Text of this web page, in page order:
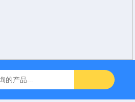
飞利浦半自动体外除颤仪 FRX （